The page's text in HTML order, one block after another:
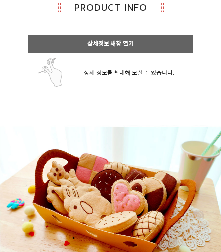
PRODUCT INFO
상세정보 새창 열기
상세 정보를 확대해 보실 수 있습니다.